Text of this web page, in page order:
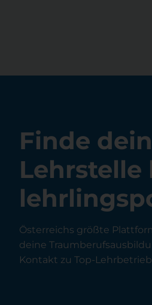
Finde
Lehrstelle
Österreichs größte
deine
Kontakt zu Top-